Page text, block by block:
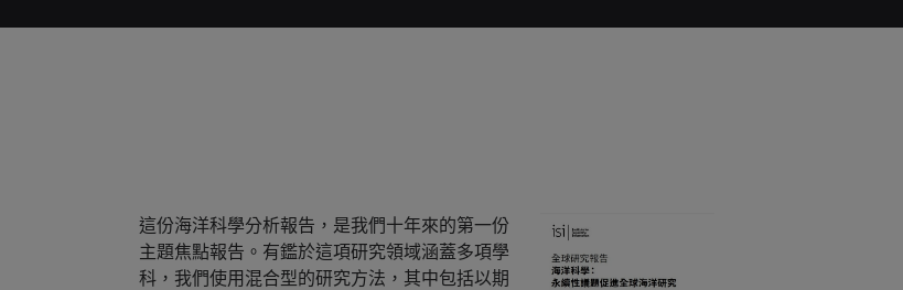
這份海洋科學分析報告，是我們十年來的第一份
主題焦點報告。有鑑於這項研究領域涵蓋多項學
科，我們使用混合型的研究方法，其中包括以期